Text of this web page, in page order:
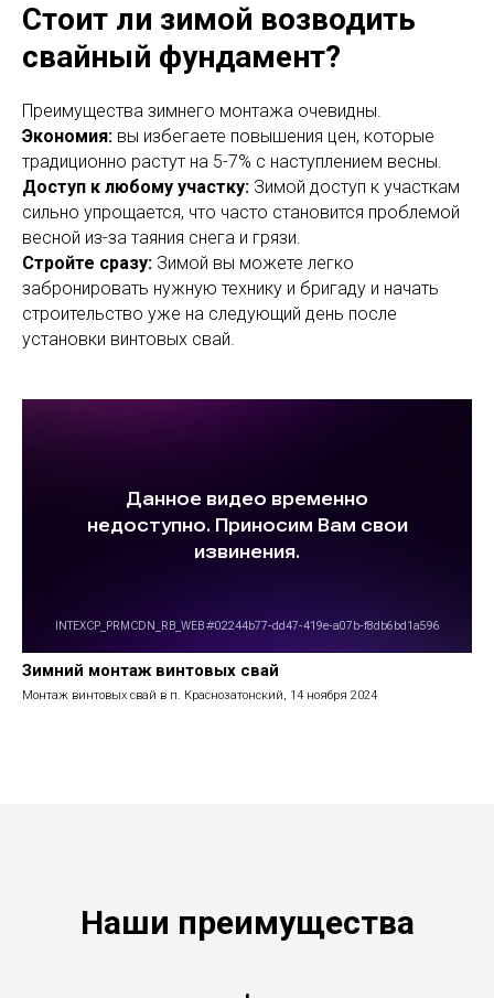
Стоит ли зимой возводить
свайный фундамент?
Преимущества зимнего монтажа очевидны.
Экономия: вы избегаете повышения цен, которые
традиционно растут на 5-7% с наступлением весны.
Доступ к любому участку: Зимой доступ к участкам
сильно упрощается, что часто становится проблемой
весной из-за таяния снега и грязи.
Стройте сразу: Зимой вы можете легко
забронировать нужную технику и бригаду и начать
строительство уже на следующий день после
установки винтовых свай.
Зимний монтаж винтовых свай
Монтаж винтовых свай в п. Краснозатонский, 14 ноября 2024
Наши преимущества